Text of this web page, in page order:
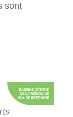
sont